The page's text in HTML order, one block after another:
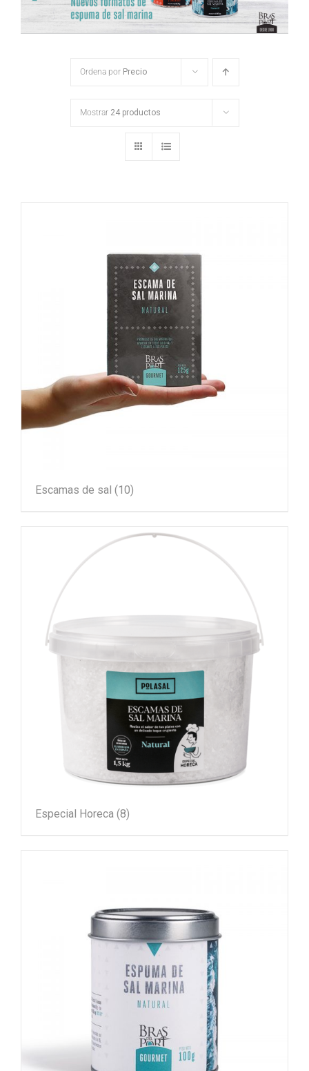
Ordena por Precio
Mostrar 24 productos
Escamas de sal (10)
Especial Horeca (8)